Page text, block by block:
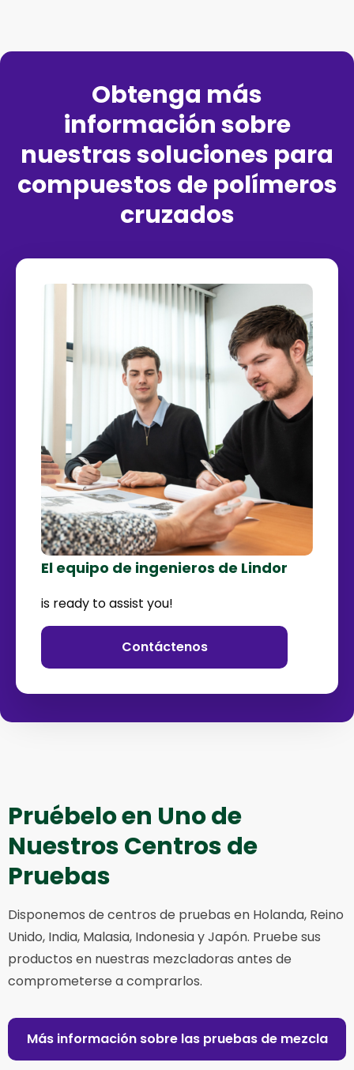
Obtenga más
información sobre
nuestras soluciones para
compuestos de polímeros
cruzados
El equipo de ingenieros de Lindor
is ready to assist you!
Contáctenos
Pruébelo en Uno de
Nuestros Centros de
Pruebas
Disponemos de centros de pruebas en Holanda, Reino
Unido, India, Malasia, Indonesia y Japón. Pruebe sus
productos en nuestras mezcladoras antes de
comprometerse a comprarlos.
Más información sobre las pruebas de mezcla